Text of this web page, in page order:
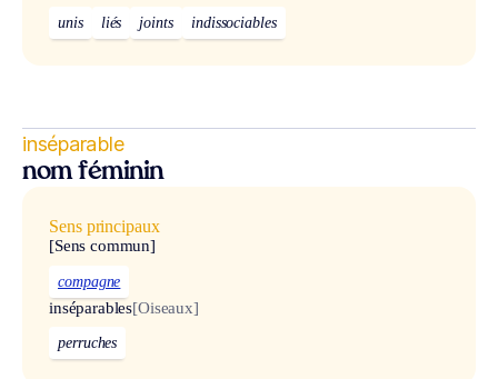
unis liés joints indissociables
inséparable
nom féminin
Sens principaux
[Sens commun]
compagne
inséparables[Oiseaux]
perruches